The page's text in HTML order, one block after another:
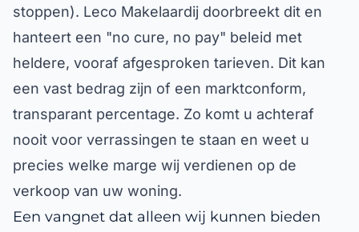
stoppen). Leco Makelaardij doorbreekt dit en
hanteert een "no cure, no pay" beleid met
heldere, vooraf afgesproken tarieven. Dit kan
een vast bedrag zijn of een marktconform,
transparant percentage. Zo komt u achteraf
nooit voor verrassingen te staan en weet u
precies welke marge wij verdienen op de
verkoop van uw woning.
Een vangnet dat alleen wij kunnen bieden